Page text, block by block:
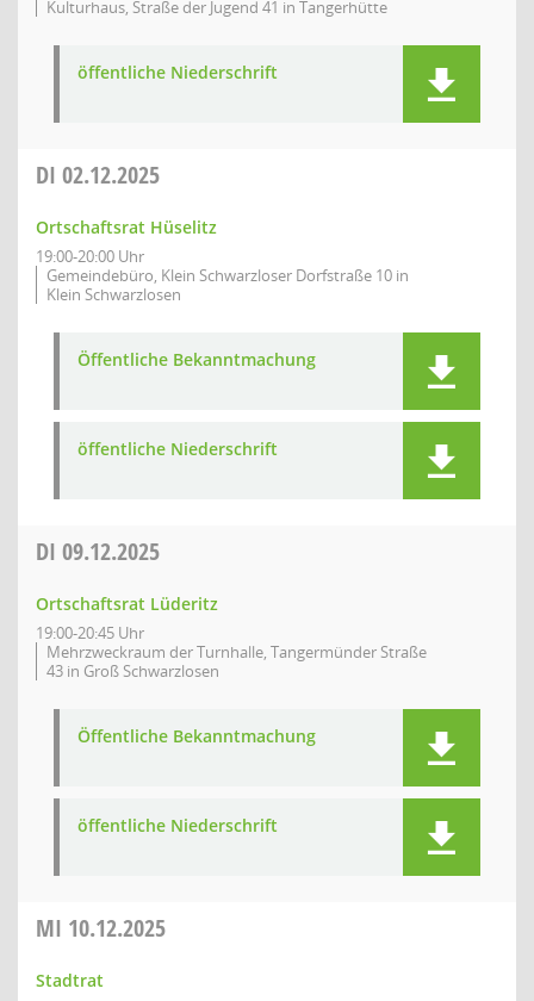
Kulturhaus, Straße der Jugend 41 in Tangerhütte
öffentliche Niederschrift
DI 02.12.2025
Ortschaftsrat Hüselitz
19:00-20:00 Uhr
Gemeindebüro, Klein Schwarzloser Dorfstraße 10 in
Klein Schwarzlosen
Öffentliche Bekanntmachung
öffentliche Niederschrift
DI 09.12.2025
Ortschaftsrat Lüderitz
19:00-20:45 Uhr
Mehrzweckraum der Turnhalle, Tangermünder Straße
43 in Groß Schwarzlosen
Öffentliche Bekanntmachung
öffentliche Niederschrift
MI 10.12.2025
Stadtrat